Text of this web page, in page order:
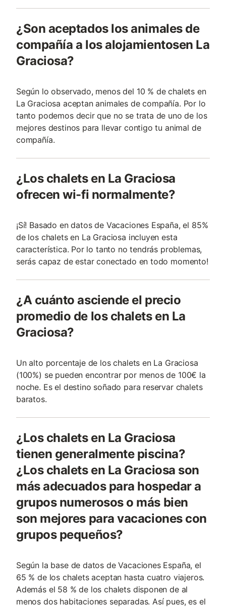
¿Son aceptados los animales de
compañía a los alojamientosen La
Graciosa?
Según lo observado, menos del 10 % de chalets en
La Graciosa aceptan animales de compañía. Por lo
tanto podemos decir que no se trata de uno de los
mejores destinos para llevar contigo tu animal de
compañía.
¿Los chalets en La Graciosa
ofrecen wi-fi normalmente?
¡Sí! Basado en datos de Vacaciones España, el 85%
de los chalets en La Graciosa incluyen esta
característica. Por lo tanto no tendrás problemas,
serás capaz de estar conectado en todo momento!
¿A cuánto asciende el precio
promedio de los chalets en La
Graciosa?
Un alto porcentaje de los chalets en La Graciosa
(100%) se pueden encontrar por menos de 100€ la
noche. Es el destino soñado para reservar chalets
baratos.
¿Los chalets en La Graciosa
tienen generalmente piscina?
¿Los chalets en La Graciosa son
más adecuados para hospedar a
grupos numerosos o más bien
son mejores para vacaciones con
grupos pequeños?
Según la base de datos de Vacaciones España, el
65 % de los chalets aceptan hasta cuatro viajeros.
Además el 58 % de los chalets disponen de al
menos dos habitaciones separadas. Así pues, es el